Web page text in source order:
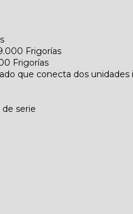
Frigorías
Frigorías
que conecta dos
serie